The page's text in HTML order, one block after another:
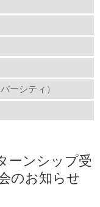
ーシティ）
ーンシップ受
のお知らせ